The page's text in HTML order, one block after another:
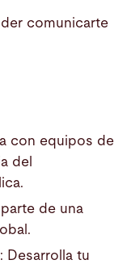
comunicarte
con equipos de
del
de una
Desarrolla tu